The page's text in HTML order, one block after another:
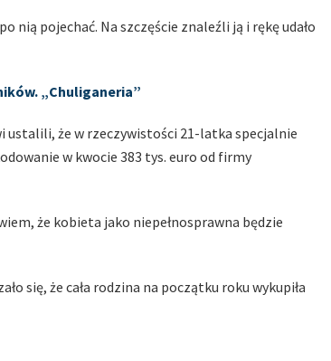
nią pojechać. Na szczęście znaleźli ją i rękę udało
„Chuliganeria”
ustalili, że w rzeczywistości 21-latka specjalnie
w kwocie 383 tys. euro od firmy
że kobieta jako niepełnosprawna będzie
się, że cała rodzina na początku roku wykupiła